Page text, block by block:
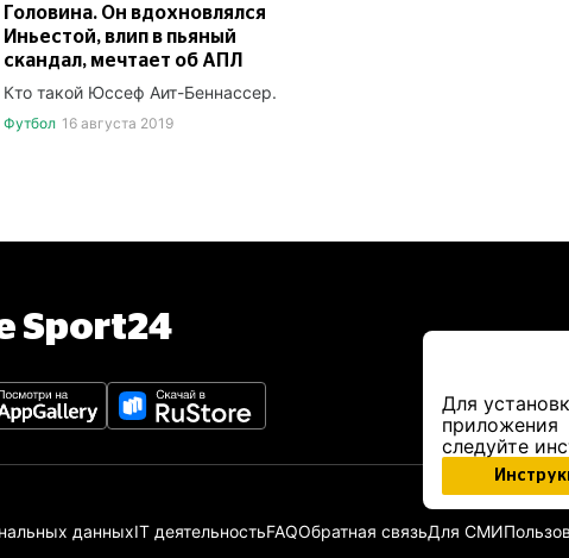
Головина. Он вдохновлялся
Иньестой, влип в пьяный
скандал, мечтает об АПЛ
Кто такой Юссеф Аит-Беннассер.
Футбол 16 августа 2019
Sport24
Для
приложения
следуйте
данныхIT деятельностьFAQОбратная связьДля СМИ